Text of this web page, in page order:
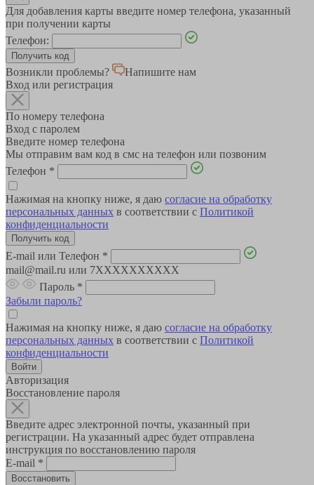
Для добавления карты введите номер телефона, указанный
при получении карты
Телефон:
Возникли проблемы?
Напишите нам
Вход или регистрация
По номеру телефона
Вход с паролем
Введите номер телефона
Мы отправим вам код в смс на телефон или позвоним
Телефон *
Нажимая на кнопку ниже, я даю согласие на обработку
персональных данных в соответствии с Политикой
конфиденциальности
E-mail или Телефон *
mail@mail.ru или 7XXXXXXXXXX
Пароль *
Забыли пароль?
Нажимая на кнопку ниже, я даю согласие на обработку
персональных данных в соответствии с Политикой
конфиденциальности
Авторизация
Восстановление пароля
Введите адрес электронной почты, указанный при
регистрации. На указанный адрес будет отправлена
инструкция по восстановлению пароля
E-mail *